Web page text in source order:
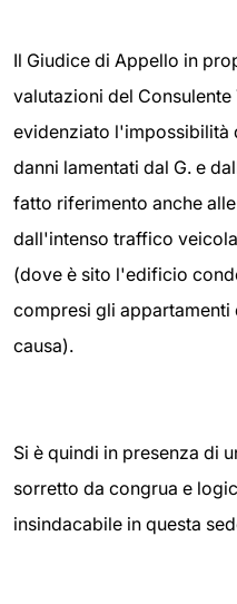
Il Giudice di Appello in
valutazioni del
evidenziato l'impossibilità
danni lamentati dal G. e
fatto riferimento anche
dall'intenso traffico
(dove è sito l'edificio
compresi gli
causa).
Si è quindi in presenza di
sorretto da congrua e
insindacabile in questa